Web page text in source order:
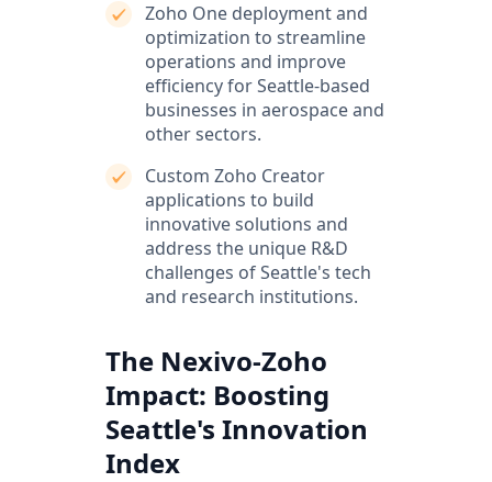
Zoho One deployment and
optimization to streamline
operations and improve
efficiency for Seattle-based
businesses in aerospace and
other sectors.
Custom Zoho Creator
applications to build
innovative solutions and
address the unique R&D
challenges of Seattle's tech
and research institutions.
The Nexivo-Zoho
Impact: Boosting
Seattle's Innovation
Index